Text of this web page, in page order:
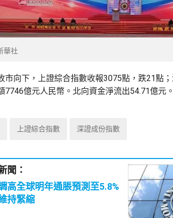
華社
市向下，上證綜合指數收報3075點，跌21點
7746億元人民幣。北向資金淨流出54.71億元
上證綜合指數 深證成份指數
聞：
高全球明年通脹預測至5.8%
持緊縮